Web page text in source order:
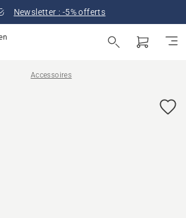
Newsletter : -5% offerts
Accessoires